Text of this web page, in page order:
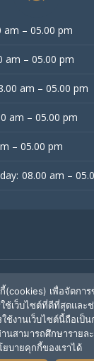
am – 05.00 pm
am – 05.00 pm
am – 05.00 pm
am – 05.00 pm
– 05.00 pm
08.00 am –
(cookies) เพื่อจัดกา
ช้เว็บไซต์ที่ดีที่สุดและ
ช้งานเว็บไซต์นี้ถือเป็
สามารถศึกษารายละ
ยบายคุกกี้ของเราได้